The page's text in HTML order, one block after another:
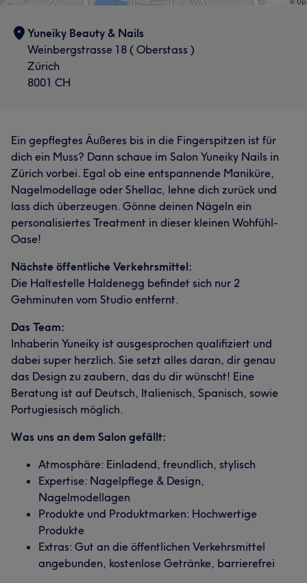
Yuneiky Beauty & Nails
Weinbergstrasse 18 ( Oberstass )
Zürich
8001 CH
Ein gepflegtes Äußeres bis in die Fingerspitzen ist für
dich ein Muss? Dann schaue im Salon Yuneiky Nails in
Zürich vorbei. Egal ob eine entspannende Maniküre,
Nagelmodellage oder Shellac, lehne dich zurück und
lass dich überzeugen. Gönne deinen Nägeln ein
personalisiertes Treatment in dieser kleinen Wohfühl-
Oase!
Nächste öffentliche Verkehrsmittel:
Die Haltestelle Haldenegg befindet sich nur 2
Gehminuten vom Studio entfernt.
Das Team:
Inhaberin Yuneiky ist ausgesprochen qualifiziert und
dabei super herzlich. Sie setzt alles daran, dir genau
das Design zu zaubern, das du dir wünscht! Eine
Beratung ist auf Deutsch, Italienisch, Spanisch, sowie
Portugiesisch möglich.
Was uns an dem Salon gefällt:
Atmosphäre: Einladend, freundlich, stylisch
Expertise: Nagelpflege & Design,
Nagelmodellagen
Produkte und Produktmarken: Hochwertige
Produkte
Extras: Gut an die öffentlichen Verkehrsmittel
angebunden, kostenlose Getränke, barrierefrei